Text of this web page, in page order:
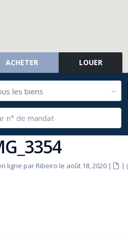
ACHETER LOUER
les biens
ligne par Ribeiro le août 18, 2020 | |